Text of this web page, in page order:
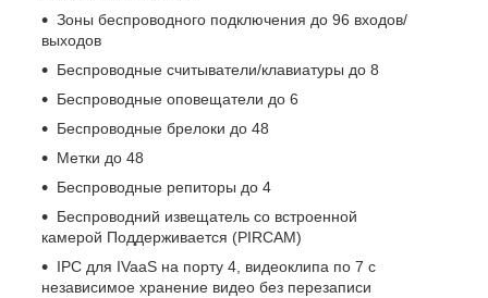
Зоны беспроводного подключения до 96 входов/
выходов
Беспроводные считыватели/клавиатуры до 8
Беспроводные оповещатели до 6
Беспроводные брелоки до 48
Метки до 48
Беспроводные репиторы до 4
Беспроводний извещатель со встроенной
камерой Поддерживается (PIRCAM)
IPC для IVaaS на порту 4, видеоклипа по 7 с
независимое хранение видео без перезаписи